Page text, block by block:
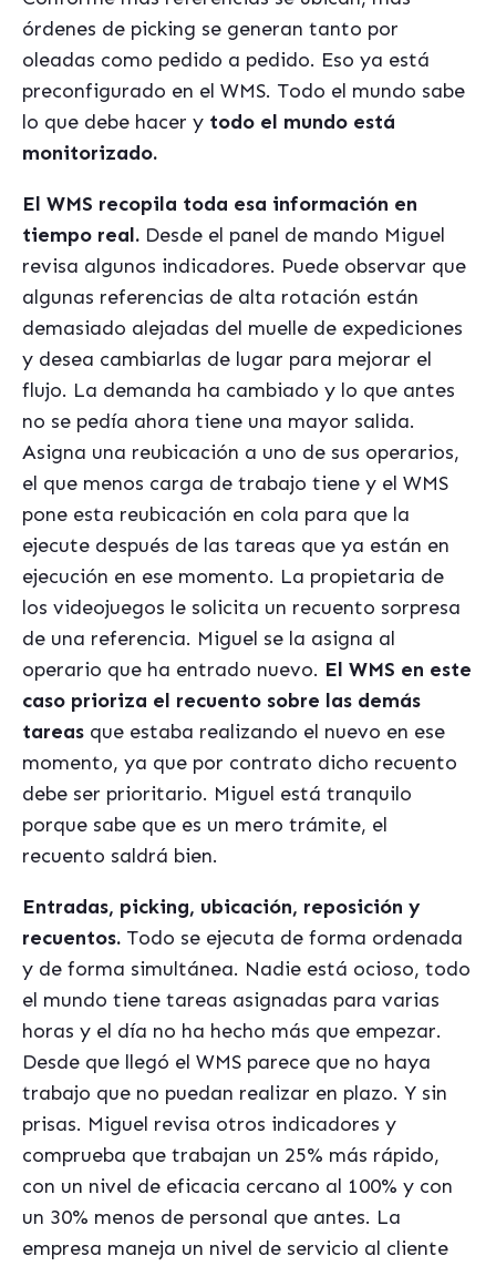
órdenes de picking se generan tanto por
oleadas como pedido a pedido. Eso ya está
preconfigurado en el WMS. Todo el mundo sabe
lo que debe hacer y todo el mundo está
monitorizado.
El WMS recopila toda esa información en
tiempo real. Desde el panel de mando Miguel
revisa algunos indicadores. Puede observar que
algunas referencias de alta rotación están
demasiado alejadas del muelle de expediciones
y desea cambiarlas de lugar para mejorar el
flujo. La demanda ha cambiado y lo que antes
no se pedía ahora tiene una mayor salida.
Asigna una reubicación a uno de sus operarios,
el que menos carga de trabajo tiene y el WMS
pone esta reubicación en cola para que la
ejecute después de las tareas que ya están en
ejecución en ese momento. La propietaria de
los videojuegos le solicita un recuento sorpresa
de una referencia. Miguel se la asigna al
operario que ha entrado nuevo. El WMS en este
caso prioriza el recuento sobre las demás
tareas que estaba realizando el nuevo en ese
momento, ya que por contrato dicho recuento
debe ser prioritario. Miguel está tranquilo
porque sabe que es un mero trámite, el
recuento saldrá bien.
Entradas, picking, ubicación, reposición y
recuentos. Todo se ejecuta de forma ordenada
y de forma simultánea. Nadie está ocioso, todo
el mundo tiene tareas asignadas para varias
horas y el día no ha hecho más que empezar.
Desde que llegó el WMS parece que no haya
trabajo que no puedan realizar en plazo. Y sin
prisas. Miguel revisa otros indicadores y
comprueba que trabajan un 25% más rápido,
con un nivel de eficacia cercano al 100% y con
un 30% menos de personal que antes. La
empresa maneja un nivel de servicio al cliente